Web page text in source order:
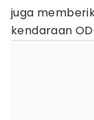
juga
kendaraan